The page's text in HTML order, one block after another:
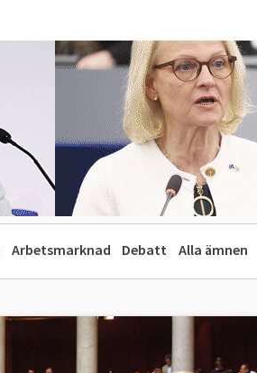
Arbetsmarknad Debatt Alla ämnen